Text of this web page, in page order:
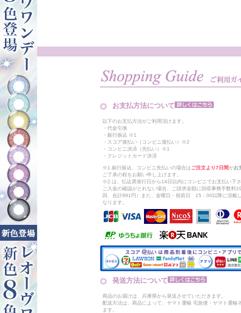
お支払方法について
以下のお支払方法がご利用頂けます。
・代金引換
・銀行振込 ※1
・スコア後払い（コンビニ後払い）※2
・コンビニ決済（先払い）※1
・クレジットカード決済
※1.銀行振込、コンビニ先払いの場合はご注文より7日間がお
ご了承の程をお願い申し上げます。
※2.は、払込票発行日から14日以内にコンビニでお支払い下
ご入金の確認がとれない場合、ご請求金額に回収事務手数料
回、合計891円）また、金曜日・祝前日 15：00以降に頂戴
なります。
発送方法について
商品のお届けは、兵庫県から発送させていただきます。
配送方法は、商品によって、ヤマト運輸 宅急便・ヤマト運輸
ます。